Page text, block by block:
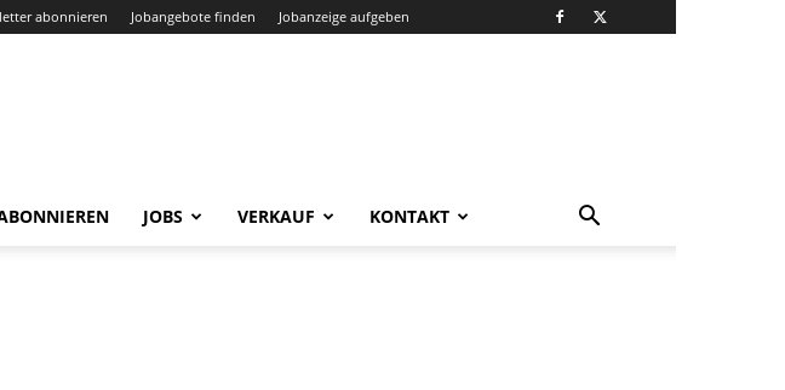
abonnieren Jobangebote finden Jobanzeige aufgeben
JOBS VERKAUF KONTAKT